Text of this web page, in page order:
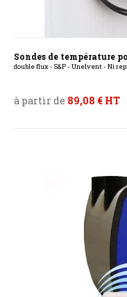
Sondes de température
double flux - S&P - Unelvent - Ni
à partir de 89,08 € HT